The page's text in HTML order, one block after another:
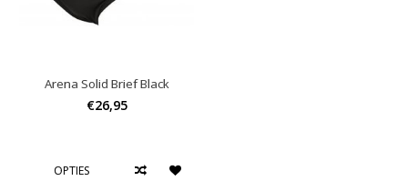
Arena Solid Brief Black
€26,95
OPTIES